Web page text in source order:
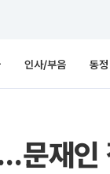
인사/부음 동정
문재인